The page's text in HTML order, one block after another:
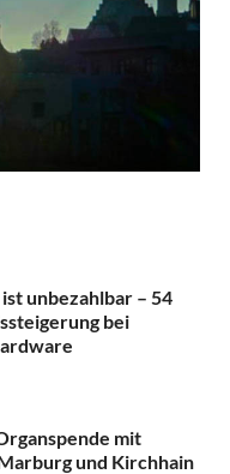
unbezahlbar – 54
bei
mit
und Kirchhain